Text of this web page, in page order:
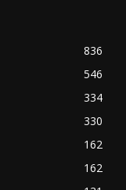
836
546
334
330
162
162